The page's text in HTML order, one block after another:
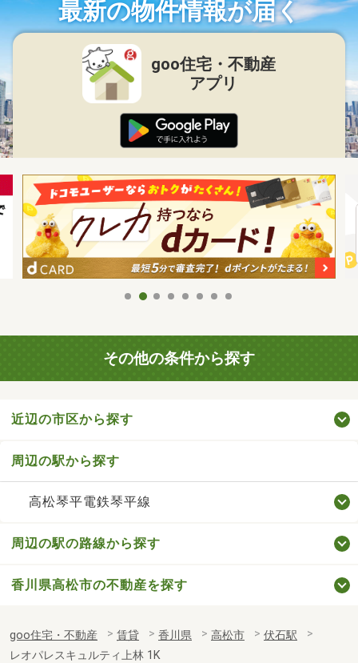
最新の物件情報が届く
goo住宅・不動産
アプリ
その他の条件から探す
近辺の市区から探す
周辺の駅から探す
高松琴平電鉄琴平線
周辺の駅の路線から探す
香川県高松市の不動産を探す
goo住宅・不動産 賃貸 香川県 高松市
伏石駅
レオパレスキュルティ上林 1K